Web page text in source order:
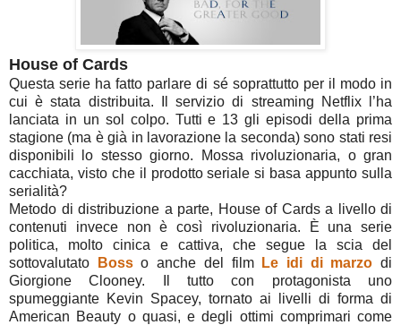
House of Cards
Questa serie ha fatto parlare di sé soprattutto per il modo in
cui è stata distribuita. Il servizio di streaming Netflix l’ha
lanciata in un sol colpo. Tutti e 13 gli episodi della prima
stagione (ma è già in lavorazione la seconda) sono stati resi
disponibili lo stesso giorno. Mossa rivoluzionaria, o gran
cacchiata, visto che il prodotto seriale si basa appunto sulla
serialità?
Metodo di distribuzione a parte, House of Cards a livello di
contenuti invece non è così rivoluzionaria. È una serie
politica, molto cinica e cattiva, che segue la scia del
sottovalutato
Bosso anche del film Le idi di marzodi
Giorgione Clooney. Il tutto con protagonista uno
spumeggiante Kevin Spacey, tornato ai livelli di forma di
American Beauty o quasi, e degli ottimi comprimari come